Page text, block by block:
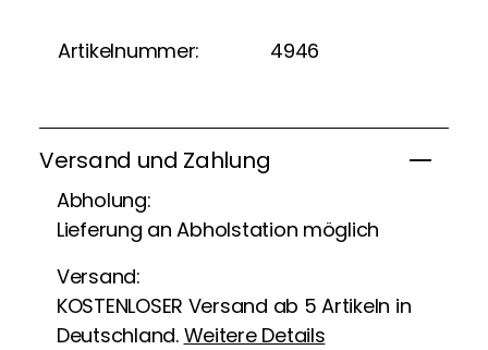
Artikelnummer: 4946
Versand und Zahlung
Abholung:
Lieferung an Abholstation möglich
Versand:
KOSTENLOSER Versand ab 5 Artikeln in
Deutschland. Weitere Details